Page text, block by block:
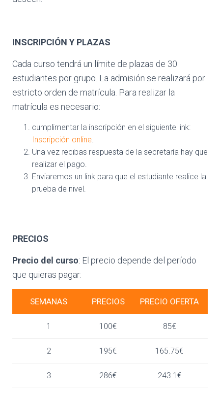
INSCRIPCIÓN Y PLAZAS
Cada curso tendrá un límite de plazas de 30
estudiantes por grupo. La admisión se realizará por
estricto orden de matrícula. Para realizar la
matrícula es necesario:
cumplimentar la inscripción en el siguiente link:
Inscripción online.
Una vez recibas respuesta de la secretaría hay que
realizar el pago.
Enviaremos un link para que el estudiante realice la
prueba de nivel.
PRECIOS
Precio del curso: El precio depende del período
que quieras pagar:
SEMANAS PRECIOS PRECIO OFERTA
1 100€ 85€
2 195€ 165.75€
3 286€ 243.1€